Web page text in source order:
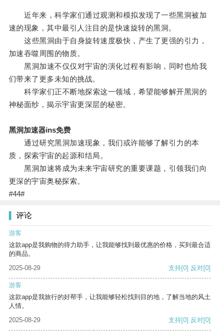
近年来，科学家们通过观测和模拟发现了一些黑洞被加
速的现象，其中最引人注目的是快速旋转的黑洞。
这些黑洞由于自身旋转速度极快，产生了更强的引力，
加速吞噬周围的物质。
黑洞加速不仅仅对宇宙的演化过程有影响，同时也给我
们带来了更多未知的挑战。
科学家们正不断地探索这一领域，希望能够解开黑洞的
神秘面纱，揭示宇宙更深层的秘密。
黑洞加速器ins免费
通过研究黑洞加速现象，我们或许能够了解引力的本
质，探索宇宙的起源和结局。
黑洞加速将成为未来宇宙研究的重要课题，引领我们向
更深的宇宙奥秘探索。
#44#
评论
游客
这款app是我购物的得力助手，让我能够找到最优惠的价格，买到最合适
的商品。
2025-08-29
支持[0] 反对[0]
游客
这款app是我旅行的好帮手，让我能够轻松找到目的地，了解当地的风土
人情。
2025-08-29
支持[0] 反对[0]